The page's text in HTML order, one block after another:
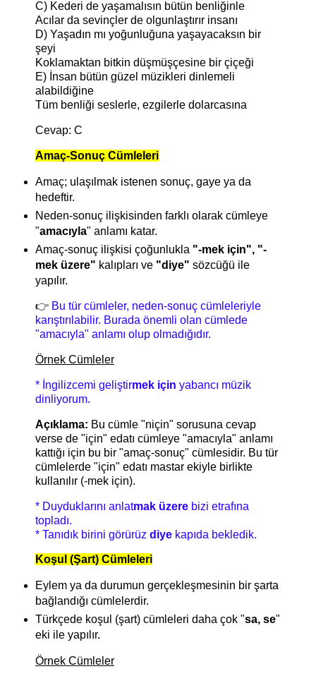
C) Kederi de yaşamalısın bütün benliğinle
Acılar da sevinçler de olgunlaştırır insanı
D) Yaşadın mı yoğunluğuna yaşayacaksın bir
şeyi
Koklamaktan bitkin düşmüşçesine bir çiçeği
E) İnsan bütün güzel müzikleri dinlemeli
alabildiğine
Tüm benliği seslerle, ezgilerle dolarcasına
Cevap: C
Amaç-Sonuç Cümleleri
Amaç; ulaşılmak istenen sonuç, gaye ya da
hedeftir.
Neden-sonuç ilişkisinden farklı olarak cümleye
"amacıyla" anlamı katar.
Amaç-sonuç ilişkisi çoğunlukla "-mek için", "-
mek üzere" kalıpları ve "diye" sözcüğü ile
yapılır.
👉 Bu tür cümleler, neden-sonuç cümleleriyle
karıştırılabilir. Burada önemli olan cümlede
"amacıyla" anlamı olup olmadığıdır.
Örnek Cümleler
* İngilizcemi geliştirmek için yabancı müzik
dinliyorum.
Açıklama: Bu cümle "niçin" sorusuna cevap
verse de "için" edatı cümleye "amacıyla" anlamı
kattığı için bu bir "amaç-sonuç" cümlesidir. Bu tür
cümlelerde "için" edatı mastar ekiyle birlikte
kullanılır (-mek için).
* Duyduklarını anlatmak üzere bizi etrafına
topladı.
* Tanıdık birini görürüz diye kapıda bekledik.
Koşul (Şart) Cümleleri
Eylem ya da durumun gerçekleşmesinin bir şarta
bağlandığı cümlelerdir.
Türkçede koşul (şart) cümleleri daha çok "sa, se"
eki ile yapılır.
Örnek Cümleler